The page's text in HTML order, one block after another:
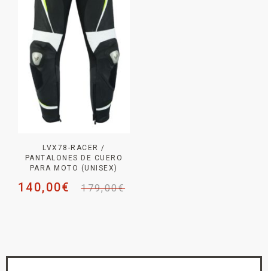
LVX78-RACER /
PANTALONES DE CUERO
PARA MOTO (UNISEX)
179,00€
140,00€